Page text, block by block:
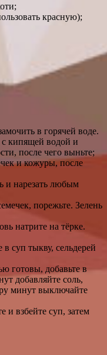
красную);
в горячей воде.
с кипящей водой и
после чего выньте;
и кожуры, после
и нарезать любым
порежьте. Зелень
натрите на тёрке.
суп тыкву, сельдерей
готовы, добавьте в
добавляйте соль,
минут выключайте
и взбейте суп, затем